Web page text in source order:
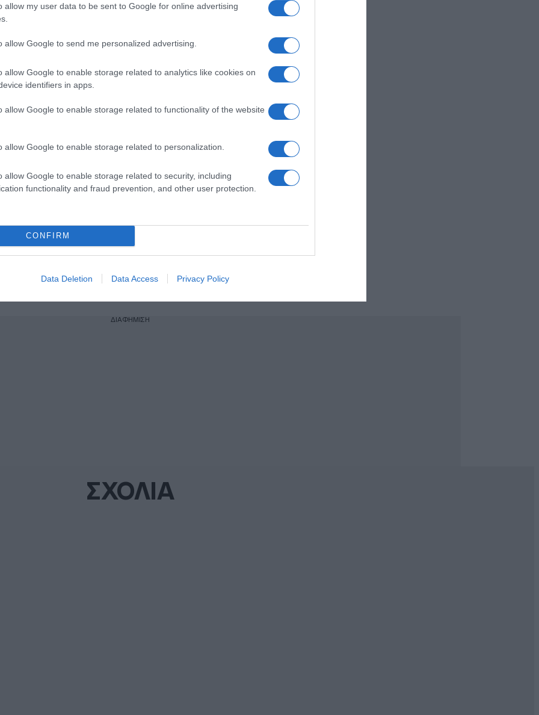
allow my user data to be sent to Google for online advertising
allow Google to send me personalized advertising.
allow Google to enable storage related to analytics like cookies on
identifiers in apps.
allow Google to enable storage related to functionality of the website
allow Google to enable storage related to personalization.
allow Google to enable storage related to security, including
functionality and fraud prevention, and other user protection.
CONFIRM
Data Deletion Data Access Privacy Policy
τηλεφωνική γραμμή…
στην Καλλιθέα – Θωρακίζεται η
(βίντεο)
αεροναυτιλίας στο νέο Διεθνές
να τεθεί σε λειτουργία τον Νοέμβριο
οι εγκύκλιοι που δεν αναρτώνται
ιστοσελίδες των φορέων που τις
ΔΙΑΦΗΜΙΣΗ
ΣΧΟΛΙΑ